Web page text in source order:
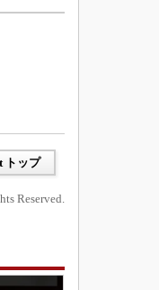
トップ
Reserved.